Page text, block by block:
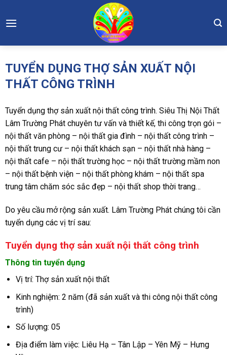
to
TUYỂN DỤNG THỢ SẢN XUẤT NỘI
THẤT CÔNG TRÌNH
Tuyển dụng thợ sản xuất nội thất công trình. Siêu Thị Nội Thất
Lâm Trường Phát chuyên tư vấn và thiết kế, thi công trọn gói –
nội thất văn phòng – nội thất gia đình – nội thất công trình –
nội thất trung cư – nội thất khách sạn – nội thất nhà hàng –
nội thất cafe – nội thất trường học – nội thất trường mầm non
– nội thất bệnh viện – nội thất phòng khám – nội thất spa
trung tâm chăm sóc sắc đẹp – nội thất shop thời trang…
Do yêu cầu mở rộng sản xuất. Lâm Trường Phát chúng tôi cần
tuyển dụng các vị trí sau:
Tuyển dụng thợ sản xuất nội thất công trình
Thông tin tuyển dụng
Vị trí: Thợ sản xuất nội thất
Kinh nghiệm: 2 năm (đã sản xuất và thi công nội thất công
trình)
Số lượng: 05
Địa điểm làm việc: Liêu Hạ – Tân Lập – Yên Mỹ – Hưng